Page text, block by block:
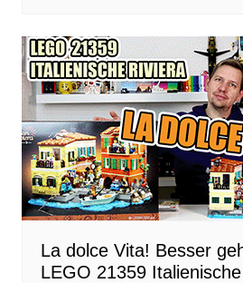
La dolce Vita! Besser
LEGO 21359